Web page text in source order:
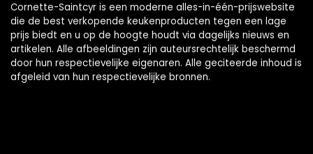
Cornette-Saintcyr is een moderne alles-in-één-prijswebsite
die de best verkopende keukenproducten tegen een lage
prijs biedt en u op de hoogte houdt via dagelijks nieuws en
artikelen. Alle afbeeldingen zijn auteursrechtelijk beschermd
door hun respectievelijke eigenaren. Alle geciteerde inhoud is
afgeleid van hun respectievelijke bronnen.